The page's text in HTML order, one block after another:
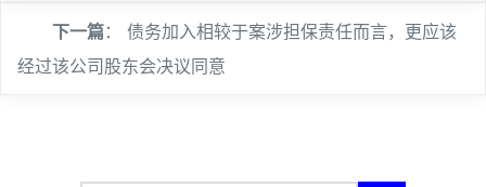
下一篇： 债务加入相较于案涉担保责任而言，更应该
经过该公司股东会决议同意